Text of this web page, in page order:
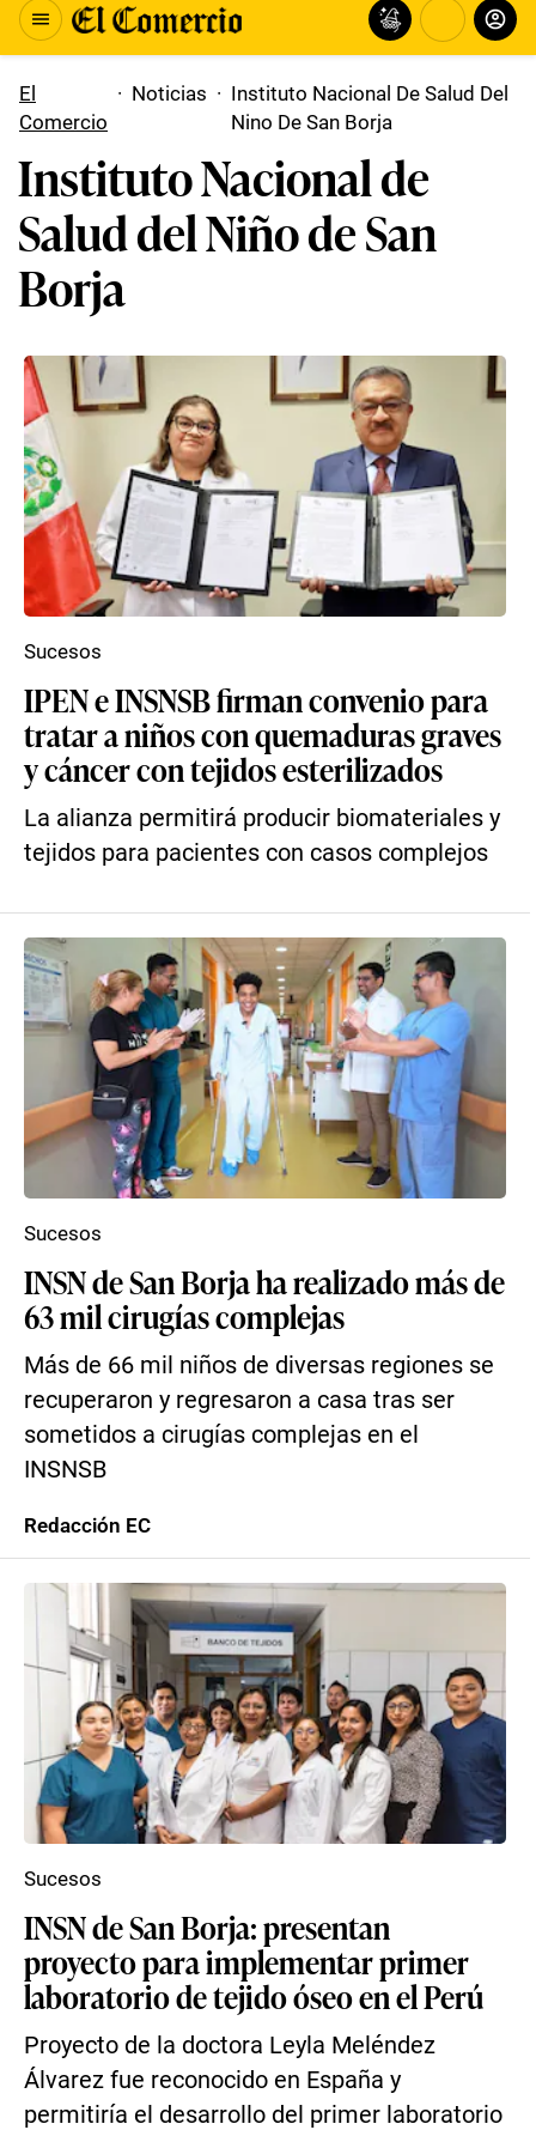
El
Comercio
· Noticias · Instituto Nacional De Salud Del
Nino De San Borja
Instituto Nacional de
Salud del Niño de San
Borja
IPEN e INSNSB firman convenio para
tratar a niños con quemaduras graves
y cáncer con tejidos esterilizados
La alianza permitirá producir biomateriales y
tejidos para pacientes con casos complejos
Sucesos
INSN de San Borja ha realizado más de
63 mil cirugías complejas
Más de 66 mil niños de diversas regiones se
recuperaron y regresaron a casa tras ser
sometidos a cirugías complejas en el
INSNSB
Sucesos
Redacción EC
INSN de San Borja: presentan
proyecto para implementar primer
laboratorio de tejido óseo en el Perú
Proyecto de la doctora Leyla Meléndez
Álvarez fue reconocido en España y
permitiría el desarrollo del primer laboratorio
Sucesos